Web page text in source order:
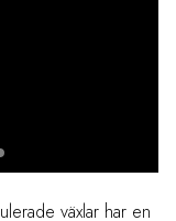
växlar har en